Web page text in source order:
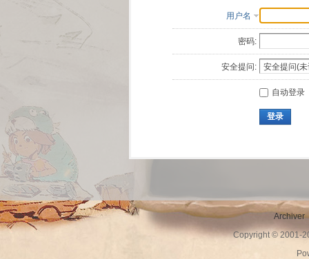
用户名
密码:
安全提问:
自动登录
登录
Archiver
Copyright © 2001-